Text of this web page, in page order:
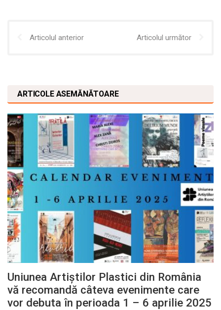
Articolul anterior Articolul următor
ARTICOLE ASEMĂNĂTOARE
Uniunea Artiștilor Plastici din România
vă recomandă câteva evenimente care
vor debuta în perioada 1 – 6 aprilie 2025